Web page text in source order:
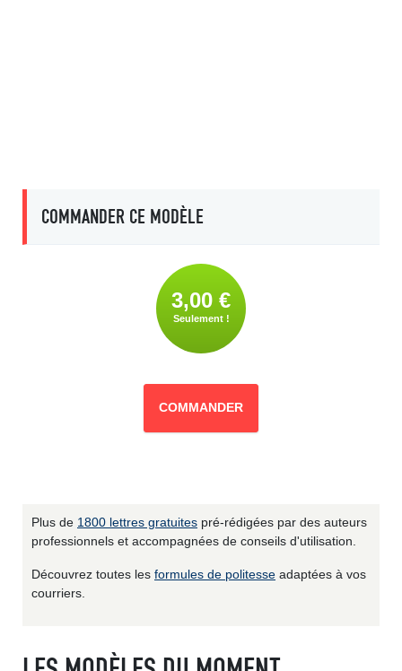
COMMANDER CE MODÈLE
3,00 €
Seulement !
COMMANDER
Plus de 1800 lettres gratuites pré-rédigées par des auteurs
professionnels et accompagnées de conseils d'utilisation.
Découvrez toutes les formules de politesse adaptées à vos
courriers.